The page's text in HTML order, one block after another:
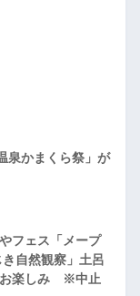
泉かまくら祭」が
フェス「メープ
自然観察」土呂
お楽しみ ※中止